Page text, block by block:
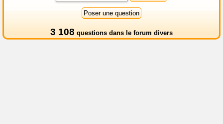
3 108 questions dans le forum divers